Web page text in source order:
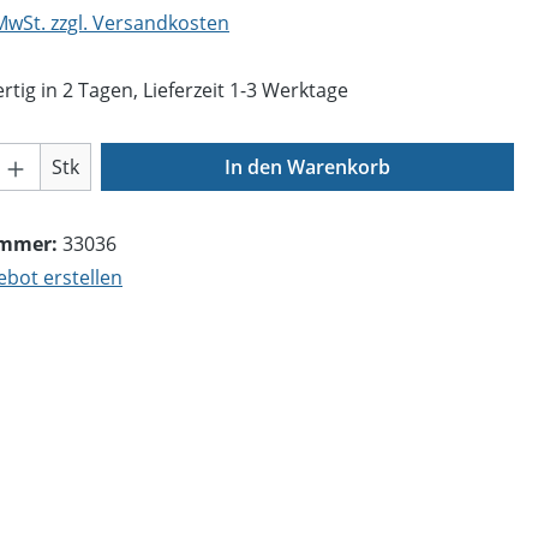
zzgl. Versandkosten
in 2 Tagen, Lieferzeit 1-3 Werktage
Anzahl: Gib den gewünschten Wert
Stk In den Warenkorb
33036
erstellen